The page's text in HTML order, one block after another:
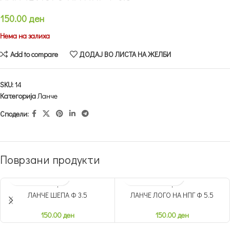
150.00ден
Нема на залиха
Add to compare
ДОДАЈ ВО ЛИСТА НА ЖЕЛБИ
SKU:14
КатегоријаЛанче
Сподели:
Поврзани продукти
НЕМА ЗАЛИХАЛАНЧЕ ШЕПА Ф 3.5
150.00ден
НЕМА ЗАЛИХА
ЛАНЧЕ ЛОГО НА НПГ Ф 5.5
150.00ден